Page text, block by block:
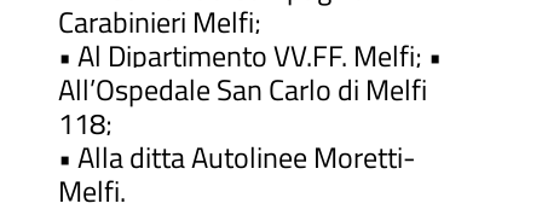
Carabinieri Melfi;
• Al Dipartimento VV.FF. Melfi; •
All’Ospedale San Carlo di Melfi
118;
• Alla ditta Autolinee Moretti-
Melfi.